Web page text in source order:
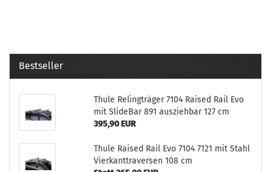
Bestseller
Thule Relingträger 7104 Raised Rail Evo
mit SlideBar 891 ausziehbar 127 cm
395,90 EUR
Thule Raised Rail Evo 7104 7121 mit Stahl
Vierkanttraversen 108 cm